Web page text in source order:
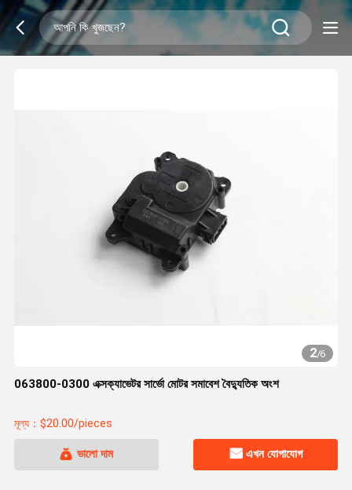
2/6
063800-0300 এক্সক্যাভেটর সার্ভো মোটর সমাবেশ বৈদ্যুতিক অংশ
মূল্য：$20.00/pieces
ভালো দাম এখন যোগাযোগ